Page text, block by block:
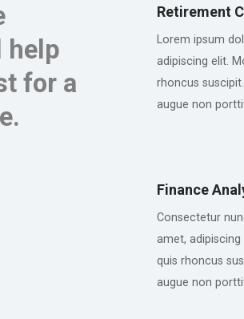
help
for a
Retirement
Lorem ipsum
adipiscing elit.
rhoncus
augue non
Finance
Consectetur
amet,
quis rhoncus
augue non